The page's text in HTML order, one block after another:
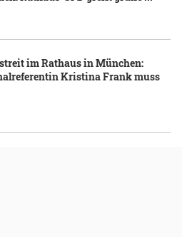
im Rathaus in München:
Kristina Frank muss